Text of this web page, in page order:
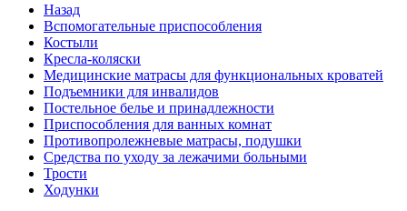
Назад
Вспомогательные приспособления
Костыли
Кресла-коляски
Медицинские матрасы для функциональных кроватей
Подъемники для инвалидов
Постельное белье и принадлежности
Приспособления для ванных комнат
Противопролежневые матрасы, подушки
Средства по уходу за лежачими больными
Трости
Ходунки